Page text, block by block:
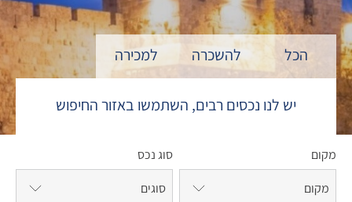
הכל להשכרה למכירה
יש לנו נכסים רבים, השתמשו באזור החיפוש
מקום
מקום
סוג נכס
סוגים